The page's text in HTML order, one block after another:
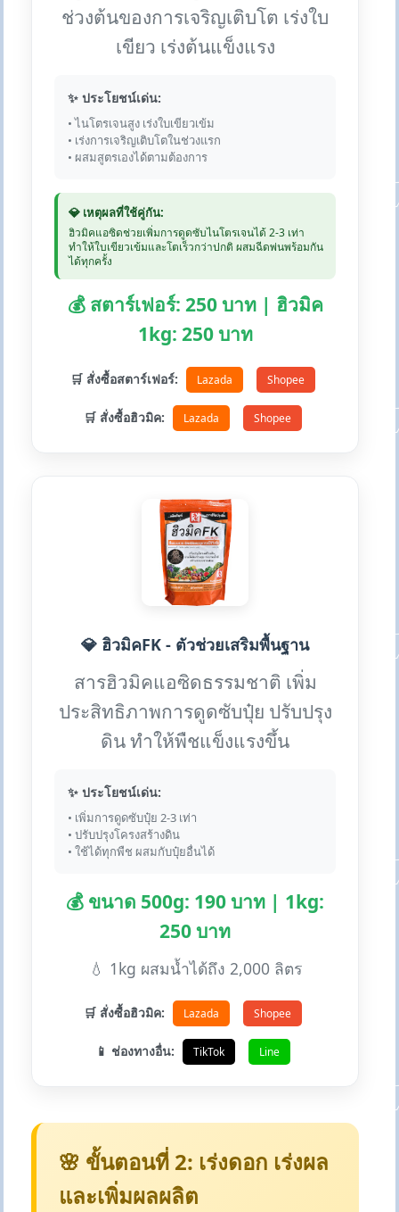
ช่วงต้นของการเจริญเติบโต เร่งใบ
เขียว เร่งต้นแข็งแรง
✨ ประโยชน์เด่น:
• ไนโตรเจนสูง เร่งใบเขียวเข้ม
• เร่งการเจริญเติบโตในช่วงแรก
• ผสมสูตรเองได้ตามต้องการ
💎 เหตุผลที่ใช้คู่กัน:
ฮิวมิคแอซิดช่วยเพิ่มการดูดซับไนโตรเจนได้ 2-3 เท่า
ทำให้ใบเขียวเข้มและโตเร็วกว่าปกติ ผสมฉีดพ่นพร้อมกัน
ได้ทุกครั้ง
💰 สตาร์เฟอร์: 250 บาท | ฮิวมิค
1kg: 250 บาท
🛒 สั่งซื้อสตาร์เฟอร์: Lazada Shopee
🛒 สั่งซื้อฮิวมิค: Lazada Shopee
💎 ฮิวมิคFK - ตัวช่วยเสริมพื้นฐาน
สารฮิวมิคแอซิดธรรมชาติ เพิ่ม
ประสิทธิภาพการดูดซับปุ๋ย ปรับปรุง
ดิน ทำให้พืชแข็งแรงขึ้น
✨ ประโยชน์เด่น:
• เพิ่มการดูดซับปุ๋ย 2-3 เท่า
• ปรับปรุงโครงสร้างดิน
• ใช้ได้ทุกพืช ผสมกับปุ๋ยอื่นได้
💰 ขนาด 500g: 190 บาท | 1kg:
250 บาท
💧 1kg ผสมน้ำได้ถึง 2,000 ลิตร
🛒 สั่งซื้อฮิวมิค: Lazada Shopee
📱 ช่องทางอื่น: TikTok Line
🌸 ขั้นตอนที่ 2: เร่งดอก เร่งผล
และเพิ่มผลผลิต